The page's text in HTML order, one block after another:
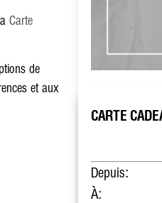
Carte
de
et aux
CARTE
Depuis:
À: